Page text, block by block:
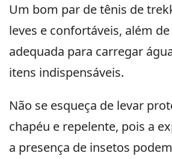
Um bom par de tênis de
leves e confortáveis, além
adequada para carregar
itens indispensáveis.
Não se esqueça de levar
chapéu e repelente, pois a
a presença de insetos